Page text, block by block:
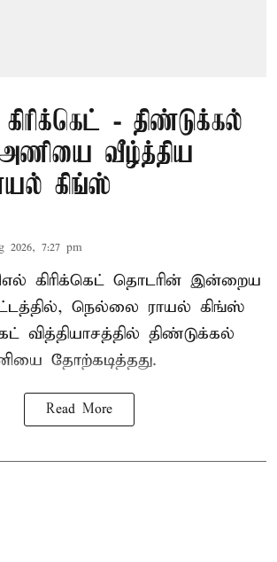
- திண்டுக்கல்
அணியை வீழ்த்திய
கிங்ஸ்
2026, 7:27 pm
கிரிக்கெட் தொடரின் இன்றைய
நெல்லை ராயல் கிங்ஸ்
வித்தியாசத்தில் திண்டுக்கல்
தோற்கடித்தது.
Read More